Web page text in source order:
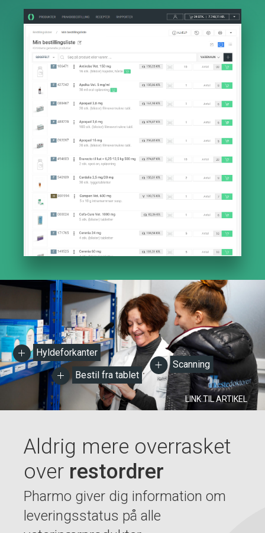
Hyldeforkanter
Bestil fra tablet
Scanning
LINK TIL ARTIKEL
Aldrig mere overrasket
over restordrer
Pharmo giver dig information om
leveringsstatus på alle